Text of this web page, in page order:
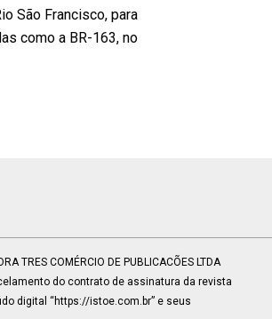
São Francisco, para
como a BR-163, no
TRES COMÉRCIO DE PUBLICACÕES LTDA
do contrato de assinatura da revista
digital “https://istoe.com.br” e seus